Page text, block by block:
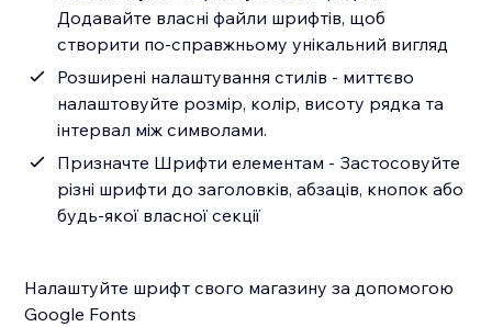
Додавайте власні файли шрифтів, щоб
створити по-справжньому унікальний вигляд
Розширені налаштування стилів - миттєво
налаштовуйте розмір, колір, висоту рядка та
інтервал між символами.
Призначте Шрифти елементам - Застосовуйте
різні шрифти до заголовків, абзаців, кнопок або
будь-якої власної секції
Налаштуйте шрифт свого магазину за допомогою
Google Fonts